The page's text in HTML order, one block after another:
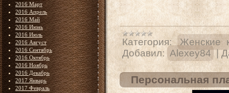
2016 Март
2016 Апрель
2016 Май
2016 Июнь
2016 Июль
2016 Август
2016 Сентябрь
2016 Октябрь
2016 Ноябрь
2016 Декабрь
2017 Январь
2017 Февраль
Категория:
Женские
Добавил: Alexey84 |
Персональная